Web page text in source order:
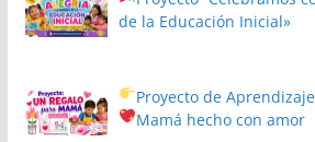
de la Educación Inicial»
Proyecto de Aprendizaje
Mamá hecho con amor